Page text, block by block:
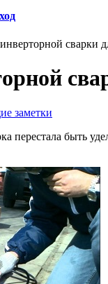
сварки
заметки
перестала быть